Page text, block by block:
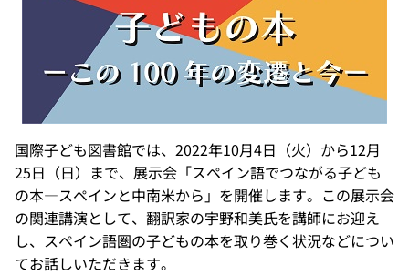
国際子ども図書館では、2022年10月4日（火）から12月
25日（日）まで、展示会「スペイン語でつながる子ども
の本―スペインと中南米から」を開催します。この展示会
の関連講演として、翻訳家の宇野和美氏を講師にお迎え
し、スペイン語圏の子どもの本を取り巻く状況などについ
てお話しいただきます。